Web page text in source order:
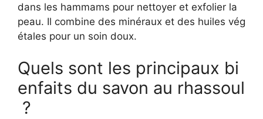
dans les hammams pour nettoyer et exfolier la
peau. Il combine des minéraux et des huiles vég
étales pour un soin doux.
Quels sont les principaux bi
enfaits du savon au rhassoul
?